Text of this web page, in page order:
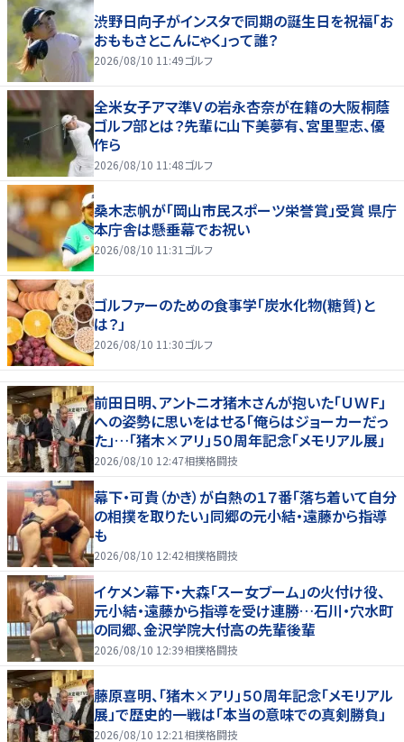
渋野日向子がインスタで同期の誕生日を祝福「お
おももさとこんにゃく」って誰？
2026/08/10 11:49ゴルフ
全米女子アマ準Ｖの岩永杏奈が在籍の大阪桐蔭
ゴルフ部とは？先輩に山下美夢有、宮里聖志、優
作ら
2026/08/10 11:48ゴルフ
桑木志帆が「岡山市民スポーツ栄誉賞」受賞 県庁
本庁舎は懸垂幕でお祝い
2026/08/10 11:31 ゴルフ
ゴルファーのための食事学「炭水化物(糖質)と
は？」
2026/08/10 11:30ゴルフ
前田日明、アントニオ猪木さんが抱いた「ＵＷＦ」
への姿勢に思いをはせる「俺らはジョーカーだっ
た」…「猪木×アリ」５０周年記念「メモリアル展」
2026/08/10 12:47相撲格闘技
幕下・可貴（かき）が白熱の１７番「落ち着いて自分
の相撲を取りたい」同郷の元小結・遠藤から指導
も
2026/08/10 12:42相撲格闘技
イケメン幕下・大森「スー女ブーム」の火付け役、
元小結・遠藤から指導を受け連勝…石川・穴水町
の同郷、金沢学院大付高の先輩後輩
2026/08/10 12:39相撲格闘技
藤原喜明、「猪木×アリ」５０周年記念「メモリアル
展」で歴史的一戦は「本当の意味での真剣勝負」
2026/08/10 12:21 相撲格闘技